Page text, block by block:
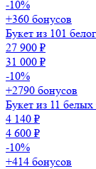
-10%
+360 бонусов
Букет из 101
27 900 ₽
31 000 ₽
-10%
+2790 бонусов
Букет из 11
4 140 ₽
4 600 ₽
-10%
+414 бонусов